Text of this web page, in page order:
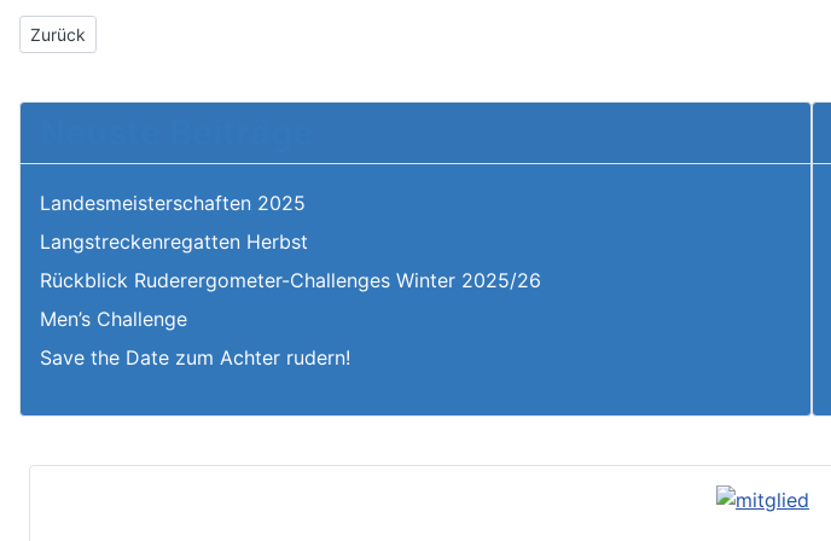
Vorheriger Beitrag: Unser Team
Zurück
Landesmeisterschaften 2025
Langstreckenregatten Herbst
Rückblick Ruderergometer-Challenges Winter 2025/26
Men’s Challenge
Save the Date zum Achter rudern!